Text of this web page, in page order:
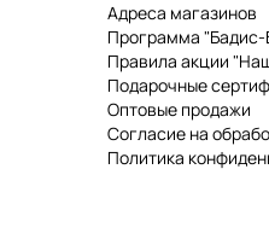
Адреса магазинов
Программа "Бадис-
Правила акции
Подарочные
Оптовые продажи
Согласие на
Политика